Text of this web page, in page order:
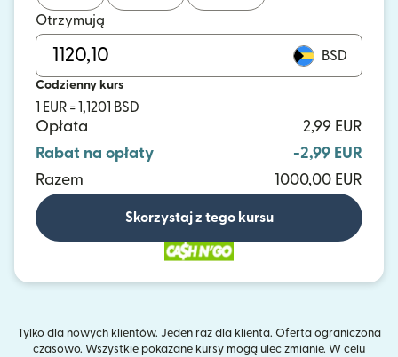
Otrzymują
BSD
Codzienny kurs
1 EUR = 1,1201 BSD
Opłata
2,99 EUR
Rabat na opłaty
-2,99 EUR
Razem
1000,00 EUR
Skorzystaj z tego kursu
Tylko dla nowych klientów. Jeden raz dla klienta. Oferta ograniczona
czasowo. Wszystkie pokazane kursy mogą ulec zmianie. W celu